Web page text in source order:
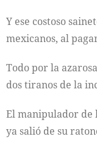
Y ese costoso
mexicanos, al
Todo por la
dos tiranos de la
El manipulador de
ya salió de su